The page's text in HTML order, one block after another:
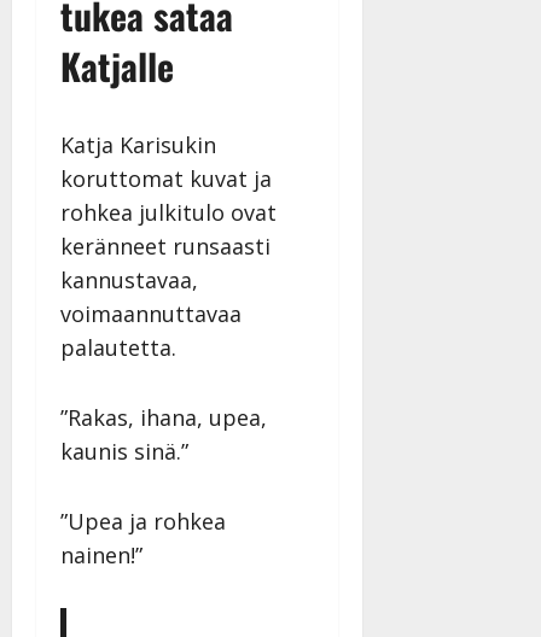
tukea sataa
Katjalle
Katja Karisukin
koruttomat kuvat ja
rohkea julkitulo ovat
keränneet runsaasti
kannustavaa,
voimaannuttavaa
palautetta.
”Rakas, ihana, upea,
kaunis sinä.”
”Upea ja rohkea
nainen!”